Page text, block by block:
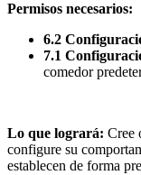
Permisos necesarios:
6.2
7.1
comedor
Lo que logrará: Cree
configure su
establecen de forma